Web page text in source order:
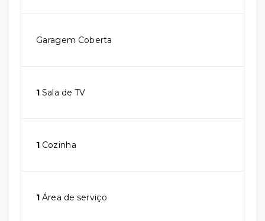
Garagem Coberta
1 Sala de TV
1 Cozinha
1 Área de serviço